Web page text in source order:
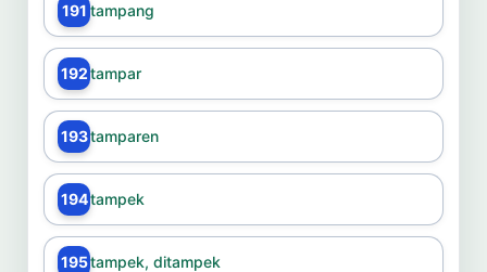
191 tampang
192tampar
193tamparen
194tampek
195tampek, ditampek